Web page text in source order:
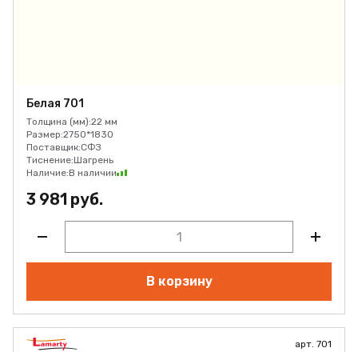
Белая 701
Толщина (мм):22 мм
Размер:2750*1830
Поставщик:СФЗ
Тиснение:Шагрень
Наличие:В наличии
3 981 руб.
В корзину
арт. 701